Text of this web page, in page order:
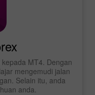
MT4. Dengan
mengemudi jalan
Selain itu, anda
anda.